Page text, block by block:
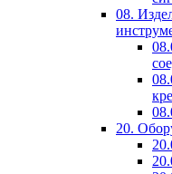
08.
20.